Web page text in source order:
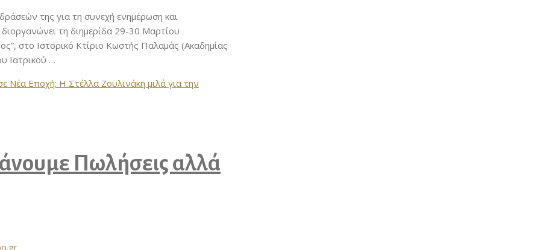
της για τη συνεχή ενημέρωση και
τη διημερίδα 29-30 Μαρτίου
στο Ιστορικό Κτίριο Κωστής Παλαμάς (Ακαδημίας
Ιατρικού …
Εποχή: Η Στέλλα Ζουλινάκη μιλά για την
Πωλήσεις αλλά